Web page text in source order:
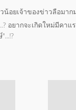
น้อยเจ้าของข่าวลือมา
อยากจะเกิดใหม่มีค